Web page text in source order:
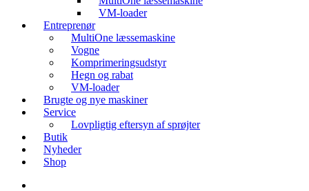
VM-loader
Entreprenør
MultiOne læssemaskine
Vogne
Komprimeringsudstyr
Hegn og rabat
VM-loader
Brugte og nye maskiner
Service
Lovpligtig eftersyn af sprøjter
Butik
Nyheder
Shop